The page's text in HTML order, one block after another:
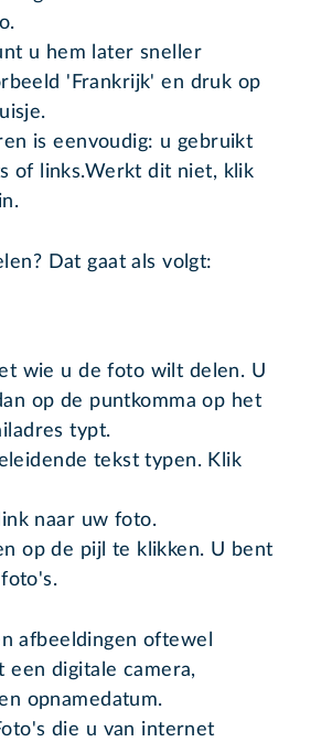
u hem later sneller
'Frankrijk' en druk op
is eenvoudig: u gebruikt
of links.Werkt dit niet, klik
Dat gaat als volgt:
wie u de foto wilt delen. U
op de puntkomma op het
typt.
tekst typen. Klik
naar uw foto.
op de pijl te klikken. U bent
afbeeldingen oftewel
een digitale camera,
opnamedatum.
die u van internet